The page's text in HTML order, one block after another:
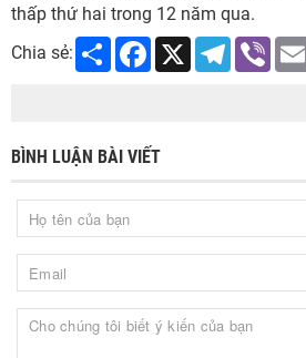
thấp thứ hai trong 12 năm qua.
Chia sẻ:
Share Facebook
X Telegram
Viber
BÌNH LUẬN BÀI VIẾT